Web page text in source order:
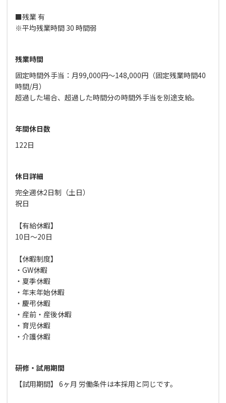
■残業 有
※平均残業時間 30 時間弱
残業時間
固定時間外手当：月99,000円～148,000円（固定残業時間40
時間/月）
超過した場合、超過した時間分の時間外手当を別途支給。
年間休日数
122日
休日詳細
完全週休2日制（土日）
祝日
【有給休暇】
10日～20日
【休暇制度】
・GW休暇
・夏季休暇
・年末年始休暇
・慶弔休暇
・産前・産後休暇
・育児休暇
・介護休暇
研修・試用期間
【試用期間】 6ヶ月 労働条件は本採用と同じです。